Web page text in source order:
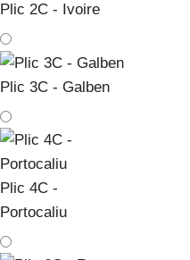
Plic 2C - Ivoire
Plic 3C - Galben
Plic 4C -
Portocaliu